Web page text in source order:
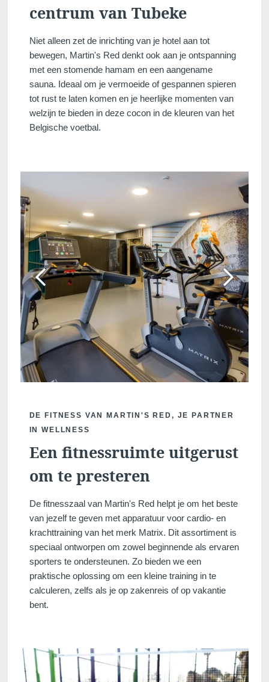
centrum van Tubeke
Niet alleen zet de inrichting van je hotel aan tot
bewegen, Martin's Red denkt ook aan je ontspanning
met een stomende hamam en een aangename
sauna. Ideaal om je vermoeide of gespannen spieren
tot rust te laten komen en je heerlijke momenten van
welzijn te bieden in deze cocon in de kleuren van het
Belgische voetbal.
DE FITNESS VAN MARTIN'S RED, JE PARTNER
IN WELLNESS
Een fitnessruimte uitgerust
om te presteren
De fitnesszaal van Martin's Red helpt je om het beste
van jezelf te geven met apparatuur voor cardio- en
krachttraining van het merk Matrix. Dit assortiment is
speciaal ontworpen om zowel beginnende als ervaren
sporters te ondersteunen. Zo bieden we een
praktische oplossing om een ​​kleine training in te
calculeren, zelfs als je op zakenreis of op vakantie
bent.
Mons, 4* Tubize, 4*
Voir tous nos hôtels